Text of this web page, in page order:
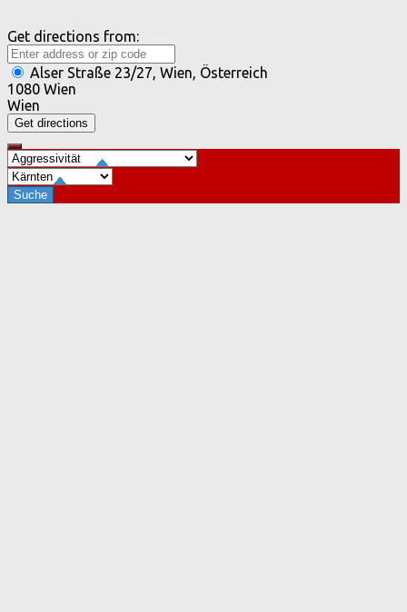
Get directions from:
Alser Straße 23/27, Wien, Österreich
1080 Wien
Wien